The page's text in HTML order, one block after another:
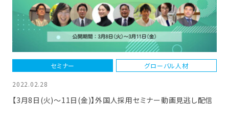
セミナー グローバル人材
2022.02.28
【3月8日(火)～11日(金)】外国人採用セミナー動画見逃し配信